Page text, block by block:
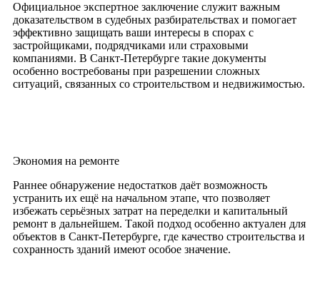
Официальное экспертное заключение служит важным
доказательством в судебных разбирательствах и помогает
эффективно защищать ваши интересы в спорах с
застройщиками, подрядчиками или страховыми
компаниями. В Санкт-Петербурге такие документы
особенно востребованы при разрешении сложных
ситуаций, связанных со строительством и недвижимостью.
Экономия на ремонте
Раннее обнаружение недостатков даёт возможность
устранить их ещё на начальном этапе, что позволяет
избежать серьёзных затрат на переделки и капитальный
ремонт в дальнейшем. Такой подход особенно актуален для
объектов в Санкт-Петербурге, где качество строительства и
сохранность зданий имеют особое значение.